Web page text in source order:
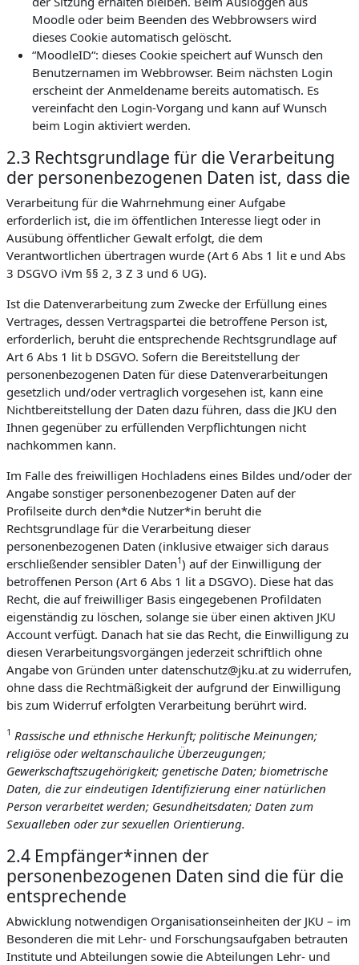
Moodle oder beim Beenden des Webbrowsers wird
dieses Cookie automatisch gelöscht.
“MoodleID“: dieses Cookie speichert auf Wunsch den
Benutzernamen im Webbrowser. Beim nächsten Login
erscheint der Anmeldename bereits automatisch. Es
vereinfacht den Login-Vorgang und kann auf Wunsch
beim Login aktiviert werden.
2.3 Rechtsgrundlage für die Verarbeitung
der personenbezogenen Daten ist, dass die
Verarbeitung für die Wahrnehmung einer Aufgabe
erforderlich ist, die im öffentlichen Interesse liegt oder in
Ausübung öffentlicher Gewalt erfolgt, die dem
Verantwortlichen übertragen wurde (Art 6 Abs 1 lit e und Abs
3 DSGVO iVm §§ 2, 3 Z 3 und 6 UG).
Ist die Datenverarbeitung zum Zwecke der Erfüllung eines
Vertrages, dessen Vertragspartei die betroffene Person ist,
erforderlich, beruht die entsprechende Rechtsgrundlage auf
Art 6 Abs 1 lit b DSGVO. Sofern die Bereitstellung der
personenbezogenen Daten für diese Datenverarbeitungen
gesetzlich und/oder vertraglich vorgesehen ist, kann eine
Nichtbereitstellung der Daten dazu führen, dass die JKU den
Ihnen gegenüber zu erfüllenden Verpflichtungen nicht
nachkommen kann.
Im Falle des freiwilligen Hochladens eines Bildes und/oder der
Angabe sonstiger personenbezogener Daten auf der
Profilseite durch den*die Nutzer*in beruht die
Rechtsgrundlage für die Verarbeitung dieser
personenbezogenen Daten (inklusive etwaiger sich daraus
erschließender sensibler Daten1) auf der Einwilligung der
betroffenen Person (Art 6 Abs 1 lit a DSGVO). Diese hat das
Recht, die auf freiwilliger Basis eingegebenen Profildaten
eigenständig zu löschen, solange sie über einen aktiven JKU
Account verfügt. Danach hat sie das Recht, die Einwilligung zu
diesen Verarbeitungsvorgängen jederzeit schriftlich ohne
Angabe von Gründen unter datenschutz@jku.at zu widerrufen,
ohne dass die Rechtmäßigkeit der aufgrund der Einwilligung
bis zum Widerruf erfolgten Verarbeitung berührt wird.
1 Rassische und ethnische Herkunft; politische Meinungen;
religiöse oder weltanschauliche Überzeugungen;
Gewerkschaftszugehörigkeit; genetische Daten; biometrische
Daten, die zur eindeutigen Identifizierung einer natürlichen
Person verarbeitet werden; Gesundheitsdaten; Daten zum
Sexualleben oder zur sexuellen Orientierung.
2.4 Empfänger*innen der
personenbezogenen Daten sind die für die
entsprechende
Abwicklung notwendigen Organisationseinheiten der JKU – im
Besonderen die mit Lehr- und Forschungsaufgaben betrauten
Institute und Abteilungen sowie die Abteilungen Lehr- und